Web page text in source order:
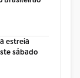
estreia
sábado